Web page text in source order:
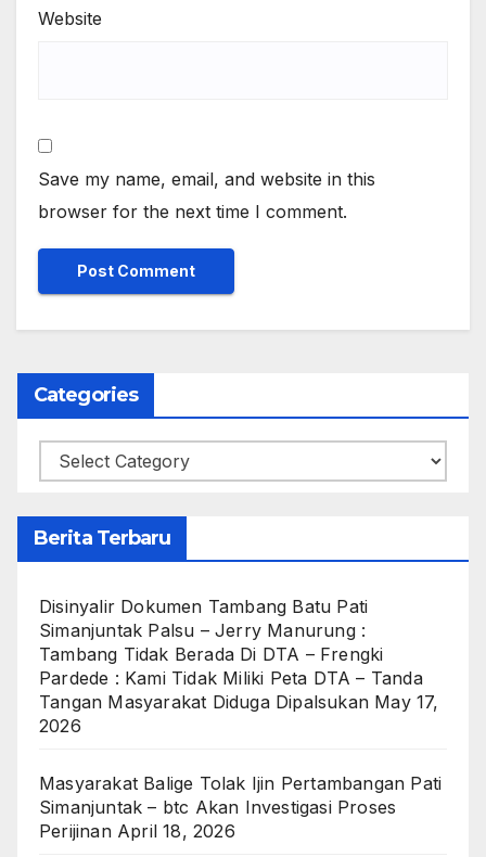
Website
Save my name, email, and website in this
browser for the next time I comment.
Categories
Categories
Berita Terbaru
Disinyalir Dokumen Tambang Batu Pati
Simanjuntak Palsu – Jerry Manurung :
Tambang Tidak Berada Di DTA – Frengki
Pardede : Kami Tidak Miliki Peta DTA – Tanda
Tangan Masyarakat Diduga Dipalsukan May 17,
2026
Masyarakat Balige Tolak Ijin Pertambangan Pati
Simanjuntak – btc Akan Investigasi Proses
Perijinan April 18, 2026